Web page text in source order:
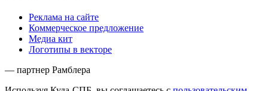
Реклама на сайте
Коммерческое предложение
Медиа кит
Логотипы в векторе
— партнер Рамблера